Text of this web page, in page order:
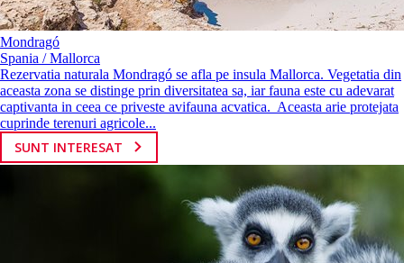
Mondragó
Spania / Mallorca
Rezervatia naturala Mondragó se afla pe insula Mallorca. Vegetatia din
aceasta zona se distinge prin diversitatea sa, iar fauna este cu adevarat
captivanta in ceea ce priveste avifauna acvatica. Aceasta arie protejata
cuprinde terenuri agricole...
SUNT INTERESAT